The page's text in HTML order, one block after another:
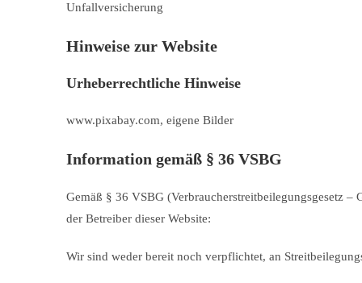
Unfallversicherung
Hinweise zur Website
Urheberrechtliche Hinweise
www.pixabay.com, eigene Bilder
Information gemäß § 36 VSBG
Gemäß § 36 VSBG (Verbraucherstreitbeilegungsgesetz
der Betreiber dieser Website:
Wir sind weder bereit noch verpflichtet, an